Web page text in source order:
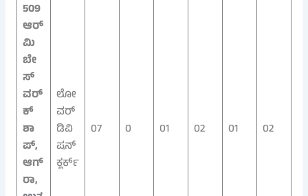
509
ಆರ್
ಮಿ
ಬೇ
ಸ್
ವರ್
ಕ್‌
ಶಾ
ಪ್,
ಆಗ್
ರಾ,
ಲೋ
ವರ್
ಡಿವಿ
ಷನ್
ಕ್ಲರ್ಕ್
07 0 01 02 01 02